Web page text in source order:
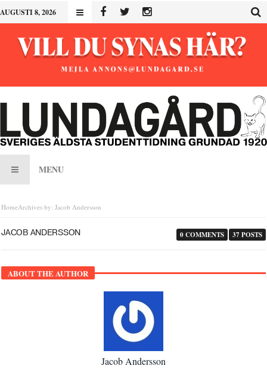
AUGUSTI 8, 2026
MENU
HomeArchives by: Jacob Andersson
JACOB ANDERSSON 37 POSTS
0 COMMENTS
ABOUT THE AUTHOR
Jacob Andersson